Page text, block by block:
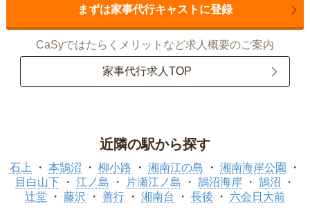
まずは家事代行キャストに登録
CaSyではたらくメリットなど求人概要のご案内
家事代行求人TOP
近隣の駅から探す
石上 本鵠沼 柳小路 湘南江の島
湘南海岸公園
目白山下
江ノ島 片瀬江ノ島 鵠沼海岸
鵠沼
辻堂
藤沢 善行 湘南台 長後 六会日大前